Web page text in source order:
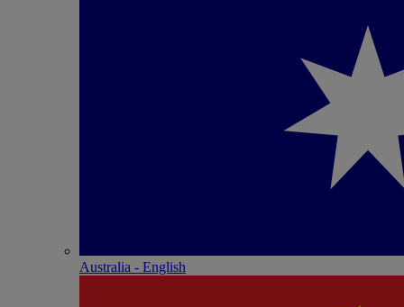
Australia - English